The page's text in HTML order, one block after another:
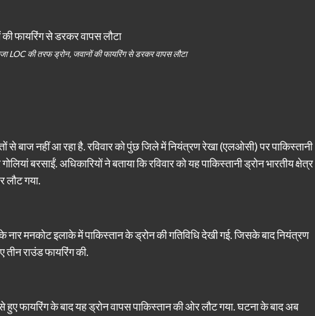
LOC की तरफ ड्रोन, जवानों की फायरिंग से डरकर वापस लौटा
बाज नहीं आ रहा है. रविवार को पुंछ जिले में नियंत्रण रेखा (एलओसी) पर पाकिस्तानी
बरसाईं. अधिकारियों ने बताया कि रविवार को यह पाकिस्तानी ड्रोन भारतीय क्षेत्र
लौट गया.
नार मनकोट इलाके में पाकिस्तान के ड्रोन की गतिविधि देखी गई. जिसके बाद नियंत्रण
तीन राउंड फायरिंग की.
हुए फायरिंग के बाद यह ड्रोन वापस पाकिस्तान की ओर लौट गया. घटना के बाद अब